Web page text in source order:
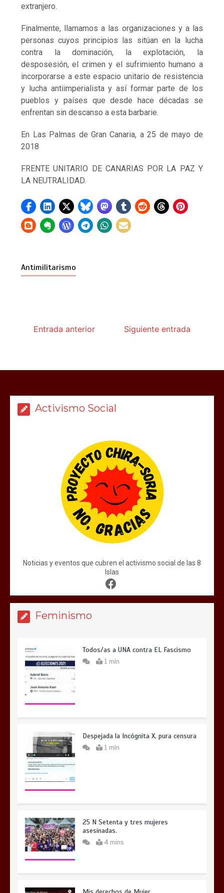
extranjero.
Finalmente, llamamos a las organizaciones y a las
personas cuyos principios las sitúan en la lucha
contra la dominación, la explotación, la
desposesión, el crimen y el sufrimiento humano a
incorporarse a este espacio unitario de resistencia
y lucha antiimperialista y así formar parte de los
pueblos y países que desde hace décadas se
enfrentan sin descanso a esta barbarie.
En Las Palmas de Gran Canaria, a 25 de mayo de
2018
FRENTE UNITARIO DE CANARIAS POR LA PAZ Y
LA NEUTRALIDAD.
Antimilitarismo
Entrada anterior Siguiente entrada
Activismo Social
Noticias y eventos que cubren el activismo social de las 8
Islas
Feminismo
Todos/as a UNA contra EL Fascismo
1 min
Despejada la Incógnita X, pura censura
1 min
25 N Setenta y tres mujeres
asesinadas.
4 mins